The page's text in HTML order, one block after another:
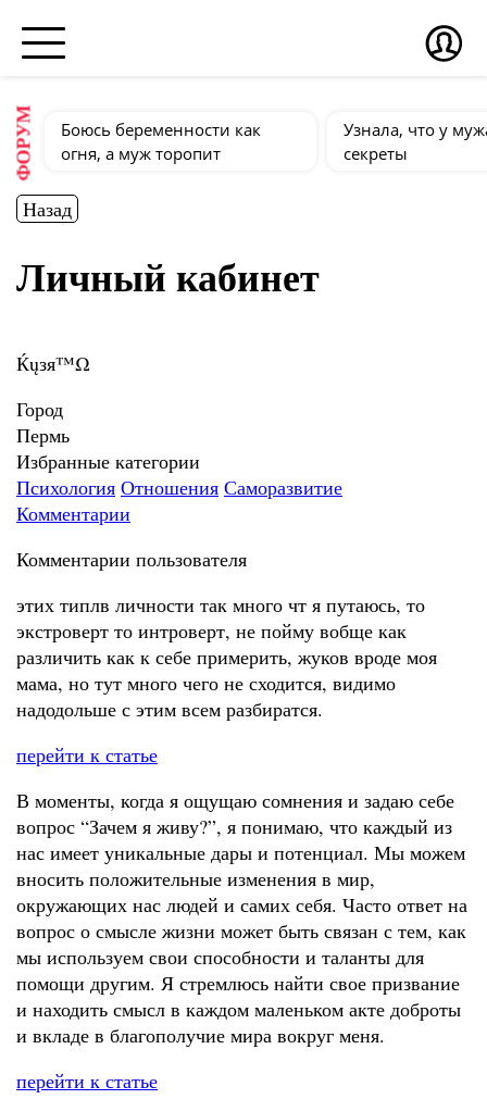
ФОРУМ
Боюсь беременности как
огня, а муж торопит
Узнала, что у
секреты
Назад
Личный кабинет
Ќųзя™Ω
Город
Пермь
Избранные категории
Психология Отношения Саморазвитие
Комментарии
Комментарии пользователя
этих типлв личности так много чт я путаюсь, то
экстроверт то интроверт, не пойму вобще как
различить как к себе примерить, жуков вроде моя
мама, но тут много чего не сходится, видимо
надодольше с этим всем разбиратся.
перейти к статье
В моменты, когда я ощущаю сомнения и задаю себе
вопрос “Зачем я живу?”, я понимаю, что каждый из
нас имеет уникальные дары и потенциал. Мы можем
вносить положительные изменения в мир,
окружающих нас людей и самих себя. Часто ответ на
вопрос о смысле жизни может быть связан с тем, как
мы используем свои способности и таланты для
помощи другим. Я стремлюсь найти свое призвание
и находить смысл в каждом маленьком акте доброты
и вкладе в благополучие мира вокруг меня.
перейти к статье